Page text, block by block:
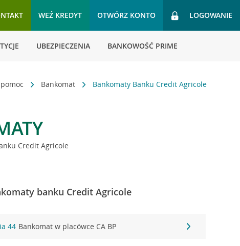
WEŹ KREDYT OTWÓRZ KONTO LOGOWANIE
UBEZPIECZENIA BANKOWOŚĆ PRIME
Bankomat Bankomaty Banku Credit Agricole
Credit Agricole
banku Credit Agricole
44 Bankomat w placówce CA BP